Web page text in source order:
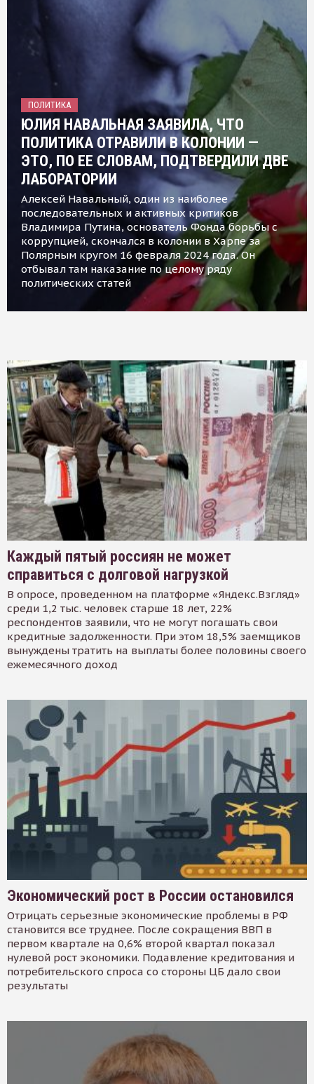
ПОЛИТИКА
ЮЛИЯ НАВАЛЬНАЯ ЗАЯВИЛА, ЧТО
ПОЛИТИКА ОТРАВИЛИ В КОЛОНИИ —
ЭТО, ПО ЕЕ СЛОВАМ, ПОДТВЕРДИЛИ ДВЕ
ЛАБОРАТОРИИ
Алексей Навальный, один из наиболее
последовательных и активных критиков
Владимира Путина, основатель Фонда борьбы с
коррупцией, скончался в колонии в Харпе за
Полярным кругом 16 февраля 2024 года. Он
отбывал там наказание по целому ряду
политических статей
Каждый пятый россиян не может
справиться с долговой нагрузкой
В опросе, проведенном на платформе «Яндекс.Взгляд»
среди 1,2 тыс. человек старше 18 лет, 22%
респондентов заявили, что не могут погашать свои
кредитные задолженности. При этом 18,5% заемщиков
вынуждены тратить на выплаты более половины своего
ежемесячного доход
Экономический рост в России остановился
Отрицать серьезные экономические проблемы в РФ
становится все труднее. После сокращения ВВП в
первом квартале на 0,6% второй квартал показал
нулевой рост экономики. Подавление кредитования и
потребительского спроса со стороны ЦБ дало свои
результаты